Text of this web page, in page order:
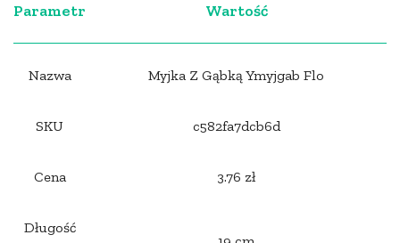
Parametr Wartość
Nazwa Myjka Z Gąbką Ymyjgab Flo
SKU c582fa7dcb6d
Cena 3.76 zł
Długość